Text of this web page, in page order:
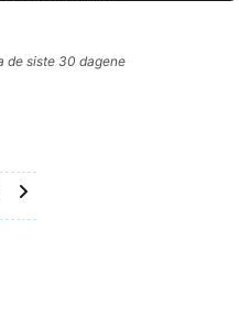
de siste 30 dagene